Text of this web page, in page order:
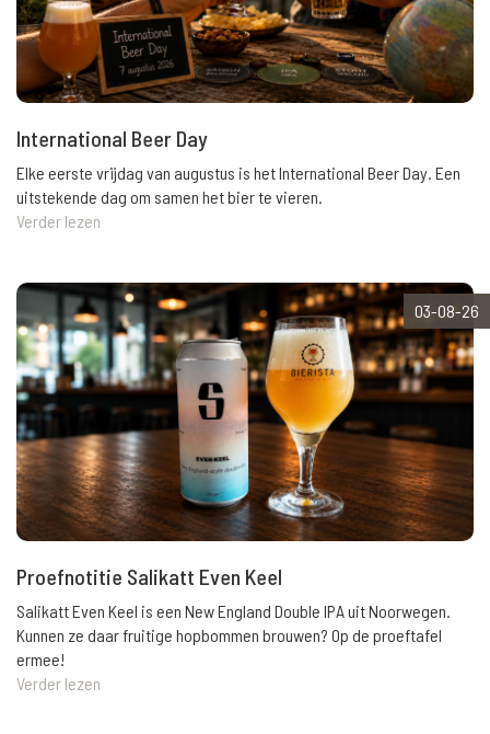
International Beer Day
Elke eerste vrijdag van augustus is het International Beer Day. Een
uitstekende dag om samen het bier te vieren.
Verder lezen
03-08-26
Proefnotitie Salikatt Even Keel
Salikatt Even Keel is een New England Double IPA uit Noorwegen.
Kunnen ze daar fruitige hopbommen brouwen? Op de proeftafel
ermee!
Verder lezen